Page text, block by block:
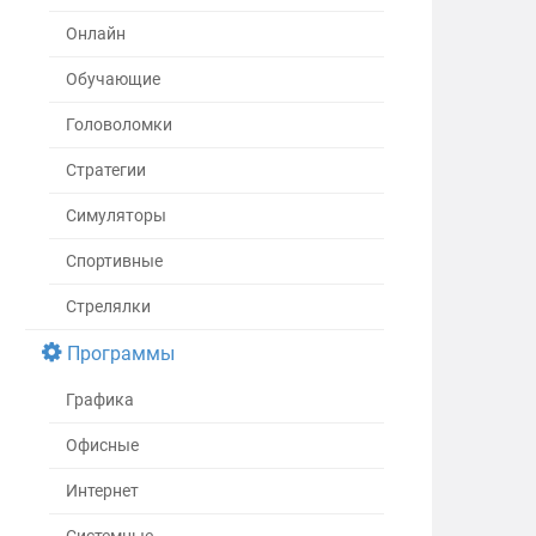
Онлайн
Обучающие
Головоломки
Стратегии
Симуляторы
Спортивные
Стрелялки
Программы
Графика
Офисные
Интернет